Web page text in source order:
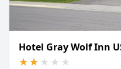
Hotel Gray Wolf Inn
★★★★★
★★★★★